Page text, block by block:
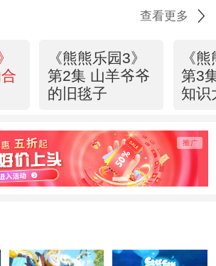
查看更多
《熊熊乐园3》
第2集 山羊爷爷
的旧毯子
《
第3
知识